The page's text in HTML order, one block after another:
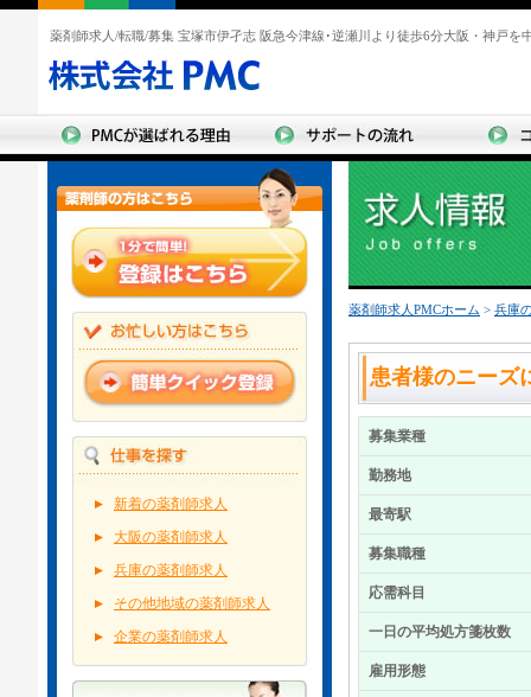
薬剤師求人/転職/募集 宝塚市伊孑志 阪急今津線･逆瀬川より徒歩6分大阪・神戸を
新着の薬剤師求人
大阪の薬剤師求人
兵庫の薬剤師求人
その他地域の薬剤師求人
企業の薬剤師求人
薬剤師求人PMCホーム > 兵庫
患者様のニーズ
募集業種
勤務地
最寄駅
募集職種
応需科目
一日の平均処方箋枚数
雇用形態